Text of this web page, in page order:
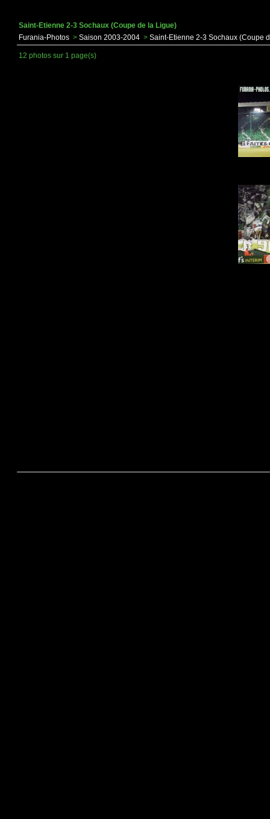
Saint-Etienne 2-3 Sochaux (Coupe de la Ligue)
Furania-Photos > Saison 2003-2004 > Saint-Etienne 2-3 Sochaux (Coupe
12 photos sur 1 page(s)